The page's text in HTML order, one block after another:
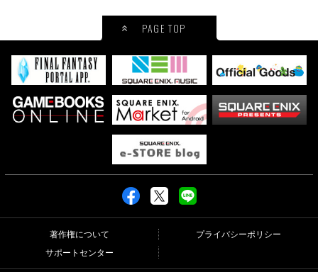
PAGE TOP
著作権について
プライバシーポリシー
サポートセンター